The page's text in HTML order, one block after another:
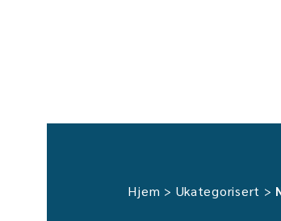
Hjem > Ukategorisert >